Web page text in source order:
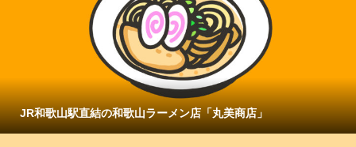
JR和歌山駅直結の和歌山ラーメン店「丸美商店」